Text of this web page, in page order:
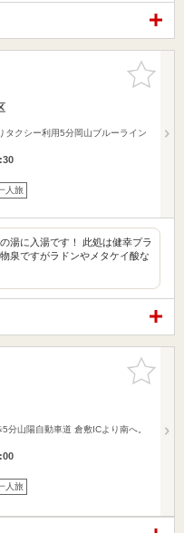
お気に入
りに追加
タクシー利用5分岡山ブルーライン
人旅
湯に入湯です！ 此処は健幸プラ
泉ですがラドンやメタケイ酸な
お気に入
りに追加
分山陽自動車道 倉敷ICより南へ。
人旅